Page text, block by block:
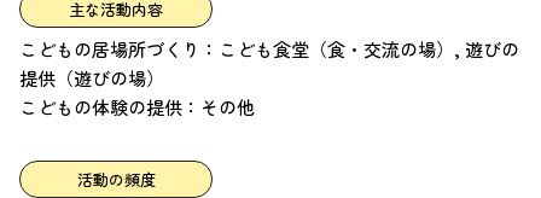
主な活動内容
こどもの居場所づくり：こども食堂（食・交流の場）, 遊びの
提供（遊びの場）
こどもの体験の提供：その他
活動の頻度